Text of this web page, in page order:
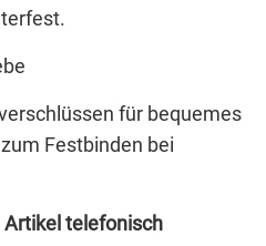
für bequemes
Festbinden bei
Artikel telefonisch